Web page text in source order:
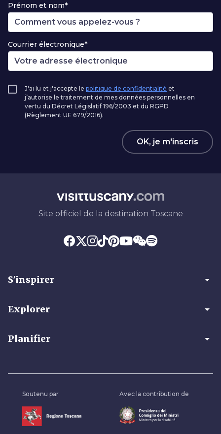
Prénom et nom*
Courrier électronique*
J'ai lu et j'accepte le politique de confidentialité et
j’autorise le traitement de mes données personnelles en
vertu du Décret Législatif 196/2003 et du RGPD
(Règlement UE 679/2016).
OK, je m'inscris
Site officiel de la destination Toscane
S'inspirer arrow_drop_down
Explorer arrow_drop_down
Planifier arrow_drop_down
Soutenu par Avec la contribution de